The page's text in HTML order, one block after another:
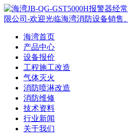
海湾首页
产品中心
设备报价
工程施工改造
气体灭火
消防喷淋改造
消防维修
技术资料
行业新闻
关于我们